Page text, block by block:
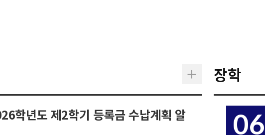
학년도 제2학기 등록금 수납계획 알
장학
06